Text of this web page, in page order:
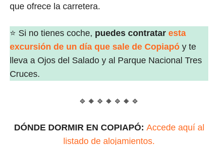
que ofrece la carretera.
⭐ Si no tienes coche, puedes contratar esta
excursión de un día que sale de Copiapó y te
lleva a Ojos del Salado y al Parque Nacional Tres
Cruces.
🔹🔸🔹🔸🔹🔸🔹
DÓNDE DORMIR EN COPIAPÓ: Accede aquí al
listado de alojamientos.